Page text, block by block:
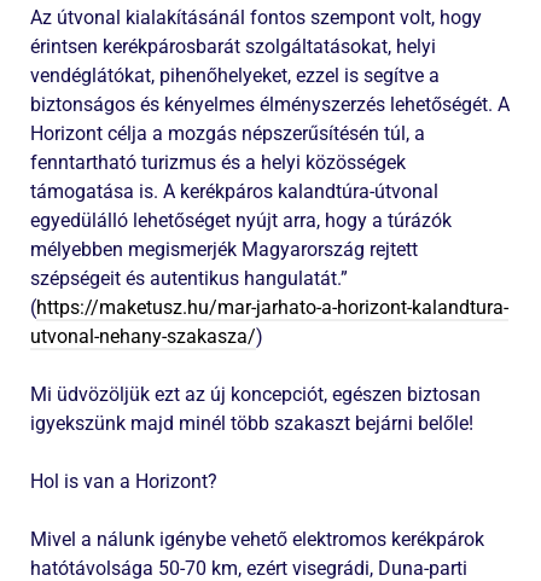
Az útvonal kialakításánál fontos szempont volt, hogy
érintsen kerékpárosbarát szolgáltatásokat, helyi
vendéglátókat, pihenőhelyeket, ezzel is segítve a
biztonságos és kényelmes élményszerzés lehetőségét. A
Horizont célja a mozgás népszerűsítésén túl, a
fenntartható turizmus és a helyi közösségek
támogatása is. A kerékpáros kalandtúra-útvonal
egyedülálló lehetőséget nyújt arra, hogy a túrázók
mélyebben megismerjék Magyarország rejtett
szépségeit és autentikus hangulatát.”
(https://maketusz.hu/mar-jarhato-a-horizont-kalandtura-
utvonal-nehany-szakasza/)
Mi üdvözöljük ezt az új koncepciót, egészen biztosan
igyekszünk majd minél több szakaszt bejárni belőle!
Hol is van a Horizont?
Mivel a nálunk igénybe vehető elektromos kerékpárok
hatótávolsága 50-70 km, ezért visegrádi, Duna-parti